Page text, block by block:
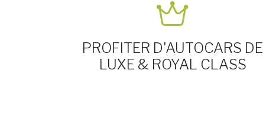
PROFITER D'AUTOCARS DE
LUXE & ROYAL CLASS